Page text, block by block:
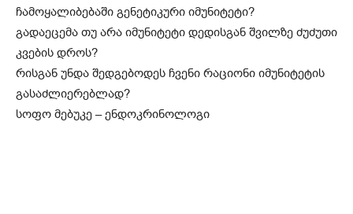
ჩამოყალიბებაში გენეტიკური იმუნიტეტი?
გადაეცემა თუ არა იმუნიტეტი დედისგან შვილზე ძუძუთი
კვების დროს?
რისგან უნდა შედგებოდეს ჩვენი რაციონი იმუნიტეტის
გასაძლიერებლად?
სოფო მებუკე – ენდოკრინოლოგი